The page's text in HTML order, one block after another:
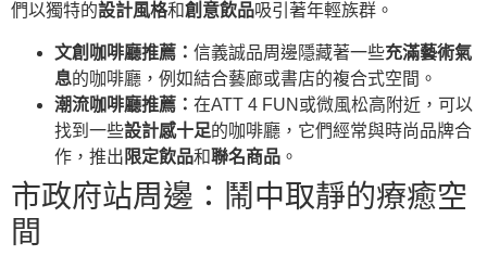
們以獨特的設計風格和創意飲品吸引著年輕族群。
文創咖啡廳推薦： 信義誠品周邊隱藏著一些充滿藝術氣
息的咖啡廳，例如結合藝廊或書店的複合式空間。
潮流咖啡廳推薦： 在ATT 4 FUN或微風松高附近，可以
找到一些設計感十足的咖啡廳，它們經常與時尚品牌合
作，推出 限定飲品和聯名商品 。
市政府站周邊：鬧中取靜的療癒空
間